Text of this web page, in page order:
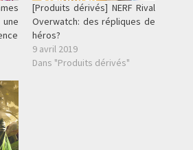
[Produits dérivés] NERF Rival
Overwatch: des répliques de
héros?
9 avril 2019
Dans "Produits dérivés"